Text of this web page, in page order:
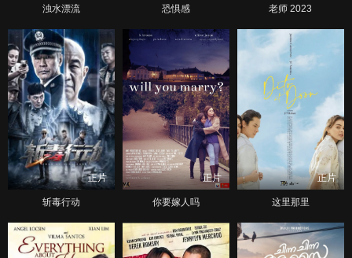
浊水漂流 恐惧感 老师 2023
正片
斩毒行动
正片
你要嫁人吗
正片
这里那里